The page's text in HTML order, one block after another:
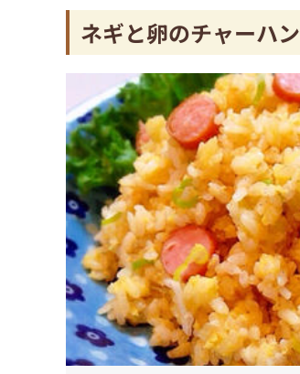
ネギと卵のチャーハン